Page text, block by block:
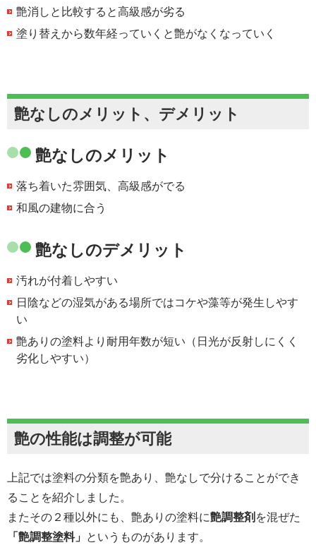
艶消しと比較すると高級感が劣る
塗り替えから数年経っていくと艶がなくなっていく
艶なしのメリット、デメリット
艶なしのメリット
落ち着いた雰囲気、高級感がでる
和風の建物に合う
艶なしのデメリット
汚れが付着しやすい
日陰などの湿気がある場所ではコケや藻等が発生しやす
い
艶ありの塗料より耐用年数が短い（日光が反射しにくく
劣化しやすい）
艶の性能は調整が可能
上記では塗料の分類を艶あり、艶なしで分けることができ
ることを紹介しました。
またその２種以外にも、艶ありの塗料に艶調整剤 を混ぜた
「艶調整塗料」
というものがあります。